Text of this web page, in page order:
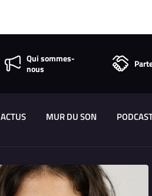
Qui sommes-
nous
ACTUS MUR DU SON